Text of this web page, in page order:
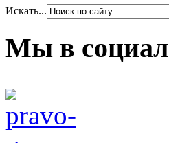
Искать...
Мы в